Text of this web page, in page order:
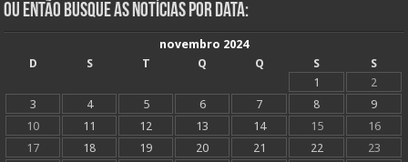
Ou Então Busque as Notícias Por Data:
novembro 2024
D
S T Q Q S
S
1
2
3
4 5 6 7 8
9
10
11 12 13 14 15
16
17
18 19 20 21 22
23